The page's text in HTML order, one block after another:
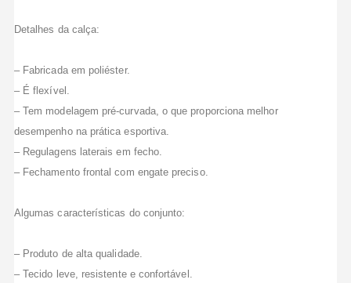
Detalhes da calça:
– Fabricada em poliéster.
– É flexível.
– Tem modelagem pré-curvada, o que proporciona melhor
desempenho na prática esportiva.
– Regulagens laterais em fecho.
– Fechamento frontal com engate preciso.
Algumas características do conjunto:
– Produto de alta qualidade.
– Tecido leve, resistente e confortável.